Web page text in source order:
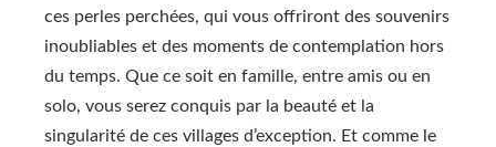
ces perles perchées, qui vous offriront des souvenirs
inoubliables et des moments de contemplation hors
du temps. Que ce soit en famille, entre amis ou en
solo, vous serez conquis par la beauté et la
singularité de ces villages d’exception. Et comme le